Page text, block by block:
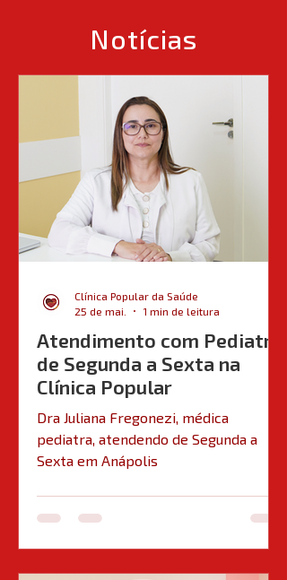
Notícias
Atendimento com Pediatra
de Segunda a Sexta na
Clínica Popular
Dra Juliana Fregonezi, médica
pediatra, atendendo de Segunda a
Sexta em Anápolis
Clínica Popular da Saúde
25 de mai.
1 min de leitura